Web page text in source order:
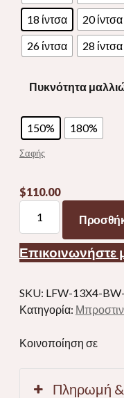
18 ίντσα
20 ίντσα
26 ίντσα
28 ίντσα
Πυκνότητα
150% 180%
Σαφής
$110.00
Δαντέλα
μπροστινή
αληθινά
μαλλιά
Κύμα
Επικοινωνήστε
SKU: LFW-13X4-
Κατηγορία:
Κοινοποίηση σε
Πληρωμή